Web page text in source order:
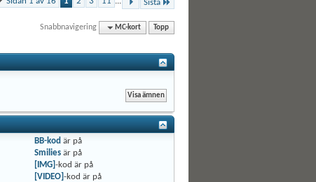
Sista
Snabbnavigering MC-kort Topp
BB-kod är på
Smiliesär på
[IMG]-kod är på
[VIDEO]-kod är på